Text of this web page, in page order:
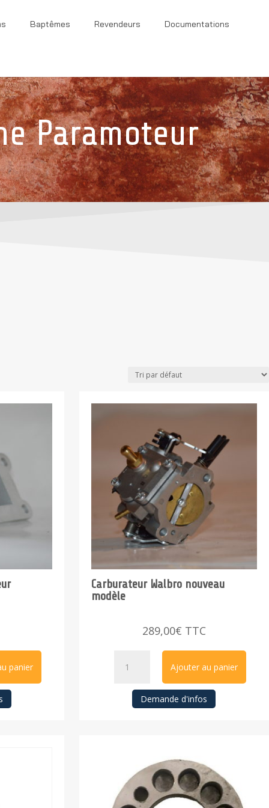
Baptêmes Revendeurs Documentations
Paramoteur
panier
Carburateur Walbro nouveau
modèle
289,00€ TTC
Carburateur
Walbro
Ajouter au panier
Demande d'infos